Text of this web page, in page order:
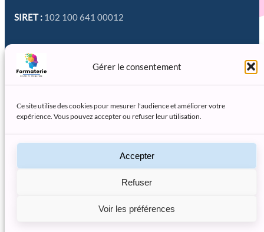
Gérer le consentement
Ce site utilise des cookies pour mesurer l'audience et améliorer votre
expérience. Vous pouvez accepter ou refuser leur utilisation.
Accepter
Refuser
Voir les préférences
SIRET : 102 100 641 00012
Réseaux sociaux
Association déclarée – LA FORMATERIE – activité 85.59A,
Politique de confidentialité